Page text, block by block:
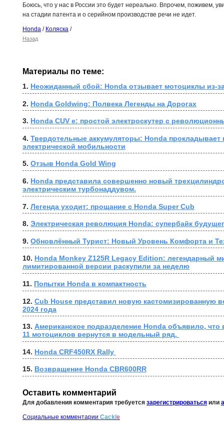
Боюсь, что у нас в России это будет нереально. Впрочем, поживем,
на стадии патента и о серийном производстве речи не идет.
Honda / Коляска /
Назад
Материалы по теме:
1. Неожиданный сбой: Honda отзывает мотоциклы из-
2. Honda Goldwing: Полвека Легенды на Дорогах
3. Honda CUV e: простой электроскутер с
4. Твердотельные аккумуляторы: Honda прокладывает
электрической мобильности
5. Отзыв Honda Gold Wing
6. Honda представила совершенно новый
электрическим турбонаддувом.
7. Легенда уходит: прощание с Honda Super Cub
8. Электрическая революция Honda: супербайк
9. Обновлённый Турист: Новый Уровень Комфорта и
10. Honda Monkey Z125R Legacy Edition: легендарный
лимитированной версии раскупили за неделю
11. Попытки Honda в компактность
12. Cub House представил новую кастомизированную
2024 года
13. Американское подразделение Honda объявило, что
11 мотоциклов вернутся в модельный ряд.
14. Honda CRF450RX Rally
15. Возвращение Honda CBR600RR
Оставить комментарий
Для добавления комментария требуется зарегистрироваться или
Социальные комментарии Cackl e